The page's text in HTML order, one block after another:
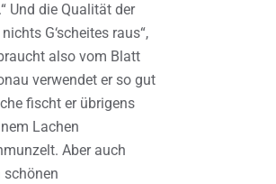
Und die Qualität der
G‘scheites raus“,
also vom Blatt
verwendet er so gut
fischt er übrigens
Lachen
Aber auch
schönen